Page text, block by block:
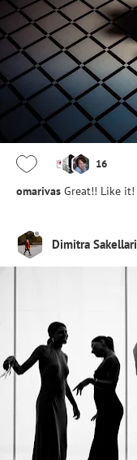
16
omarivas Great!! Like it!
Dimitra Sakellari